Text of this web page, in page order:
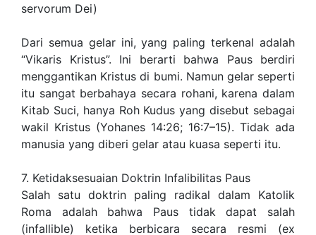
servorum Dei)
Dari semua gelar ini, yang paling terkenal adalah
“Vikaris Kristus”. Ini berarti bahwa Paus berdiri
menggantikan Kristus di bumi. Namun gelar seperti
itu sangat berbahaya secara rohani, karena dalam
Kitab Suci, hanya Roh Kudus yang disebut sebagai
wakil Kristus (Yohanes 14:26; 16:7–15). Tidak ada
manusia yang diberi gelar atau kuasa seperti itu.
7. Ketidaksesuaian Doktrin Infalibilitas Paus
Salah satu doktrin paling radikal dalam Katolik
Roma adalah bahwa Paus tidak dapat salah
(infallible) ketika berbicara secara resmi (ex